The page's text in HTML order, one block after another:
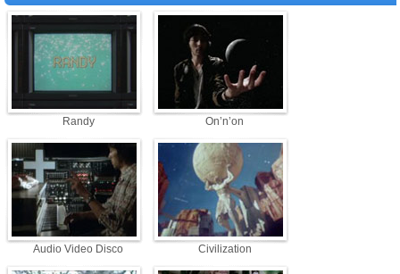
Randy On’n’on
Audio Video Disco Civilization